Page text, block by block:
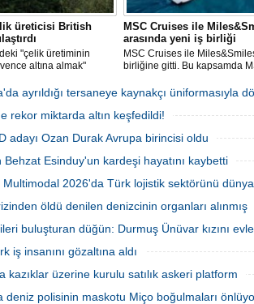
üreticisi British
"çelik üretiminin
altına almak"
çelik üreticisi British
MSC Cruises ile
arasında yeni iş birliği
MSC Cruises ile
birliğine gitti. Bu kapsamda
harcanan her 1 Euro için 1
fırsatı sunulacak.
ayrıldığı tersaneye kaynakçı üniformasıyla
rekor miktarda altın keşfedildi!
adayı Ozan Durak Avrupa birincisi oldu
Behzat Esinduy'un kardeşi hayatını kaybetti
Multimodal 2026'da Türk lojistik sektörünü
öldü denilen denizcinin organları alınmış
buluşturan düğün: Durmuş Ünüvar kızını
iş insanını gözaltına aldı
kazıklar üzerine kurulu satılık askeri platform
deniz polisinin maskotu Miço boğulmaları